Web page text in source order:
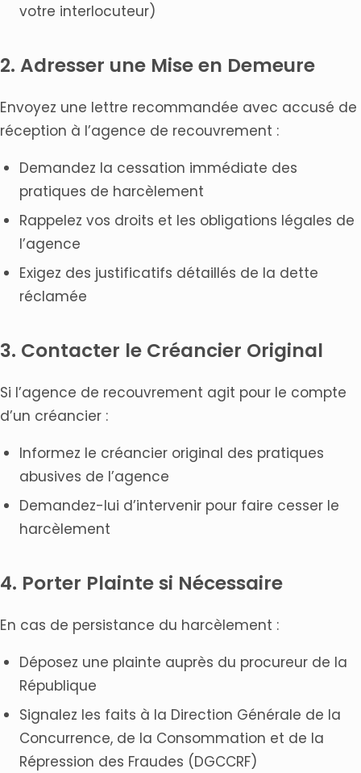
votre interlocuteur)
2. Adresser une Mise en Demeure
Envoyez une lettre recommandée avec accusé de
réception à l’agence de recouvrement :
Demandez la cessation immédiate des
pratiques de harcèlement
Rappelez vos droits et les obligations légales de
l’agence
Exigez des justificatifs détaillés de la dette
réclamée
3. Contacter le Créancier Original
Si l’agence de recouvrement agit pour le compte
d’un créancier :
Informez le créancier original des pratiques
abusives de l’agence
Demandez-lui d’intervenir pour faire cesser le
harcèlement
4. Porter Plainte si Nécessaire
En cas de persistance du harcèlement :
Déposez une plainte auprès du procureur de la
République
Signalez les faits à la Direction Générale de la
Concurrence, de la Consommation et de la
Répression des Fraudes (DGCCRF)